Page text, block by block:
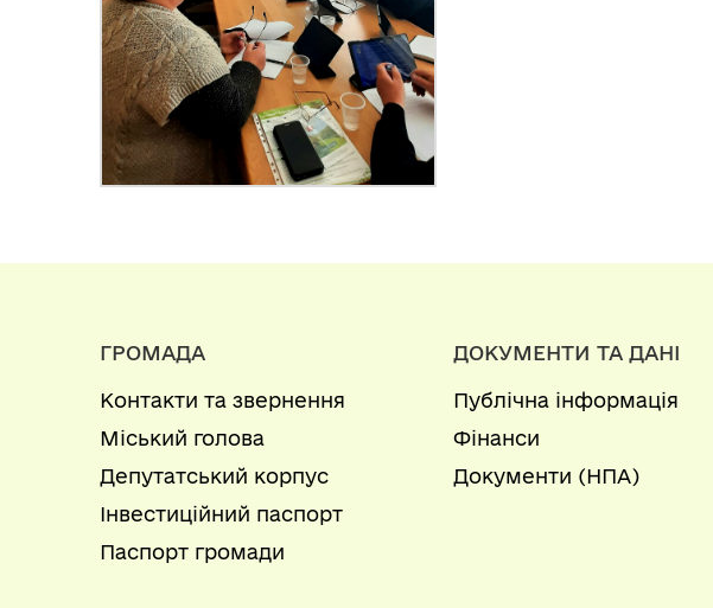
ГРОМАДА
Контакти та звернення
Міський голова
Депутатський корпус
Інвестиційний паспорт
Паспорт громади
ДОКУМЕНТИ ТА ДАНІ
Публічна інформація
Фінанси
Документи (НПА)